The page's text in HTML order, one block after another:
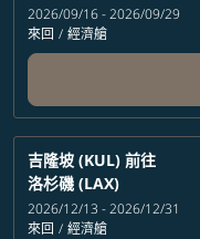
2026/09/16 - 2026/09/29
來回 / 經濟艙
吉隆坡 (KUL) 前往
洛杉磯 (LAX)
2026/12/13 - 2026/12/31
來回 / 經濟艙